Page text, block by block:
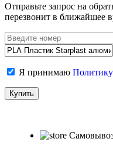
Отправьте запрос на
перезвонит в ближайшее
Я принимаю